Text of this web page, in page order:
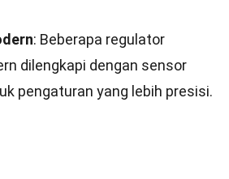
: Beberapa regulator
dilengkapi dengan sensor
pengaturan yang lebih presisi.